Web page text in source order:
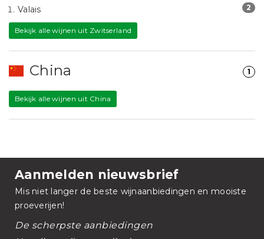
Valais 2
Bekijk alle wijnen uit Zwitserland
1
China
Bekijk alle wijnen uit China
Aanmelden nieuwsbrief
Mis niet langer de beste wijnaanbiedingen en mooiste
proeverijen!
De scherpste aanbiedingen